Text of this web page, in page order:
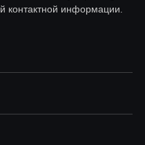
контактной информации.